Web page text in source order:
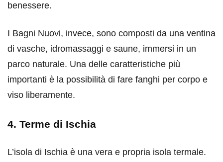
benessere.
I Bagni Nuovi, invece, sono composti da una ventina
di vasche, idromassaggi e saune, immersi in un
parco naturale. Una delle caratteristiche più
importanti è la possibilità di fare fanghi per corpo e
viso liberamente.
4. Terme di Ischia
L’isola di Ischia è una vera e propria isola termale.